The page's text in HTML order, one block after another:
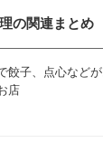
の関連まとめ
餃子、点心など
店